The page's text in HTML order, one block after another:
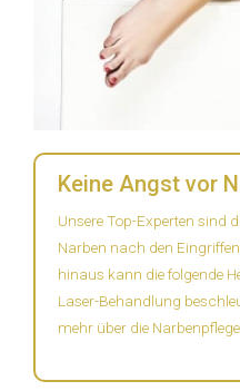
Keine Angst vor
Unsere Top-Experten sind
Narben nach den
hinaus kann die folgende
Laser-Behandlung
mehr über die Narbenpflege.